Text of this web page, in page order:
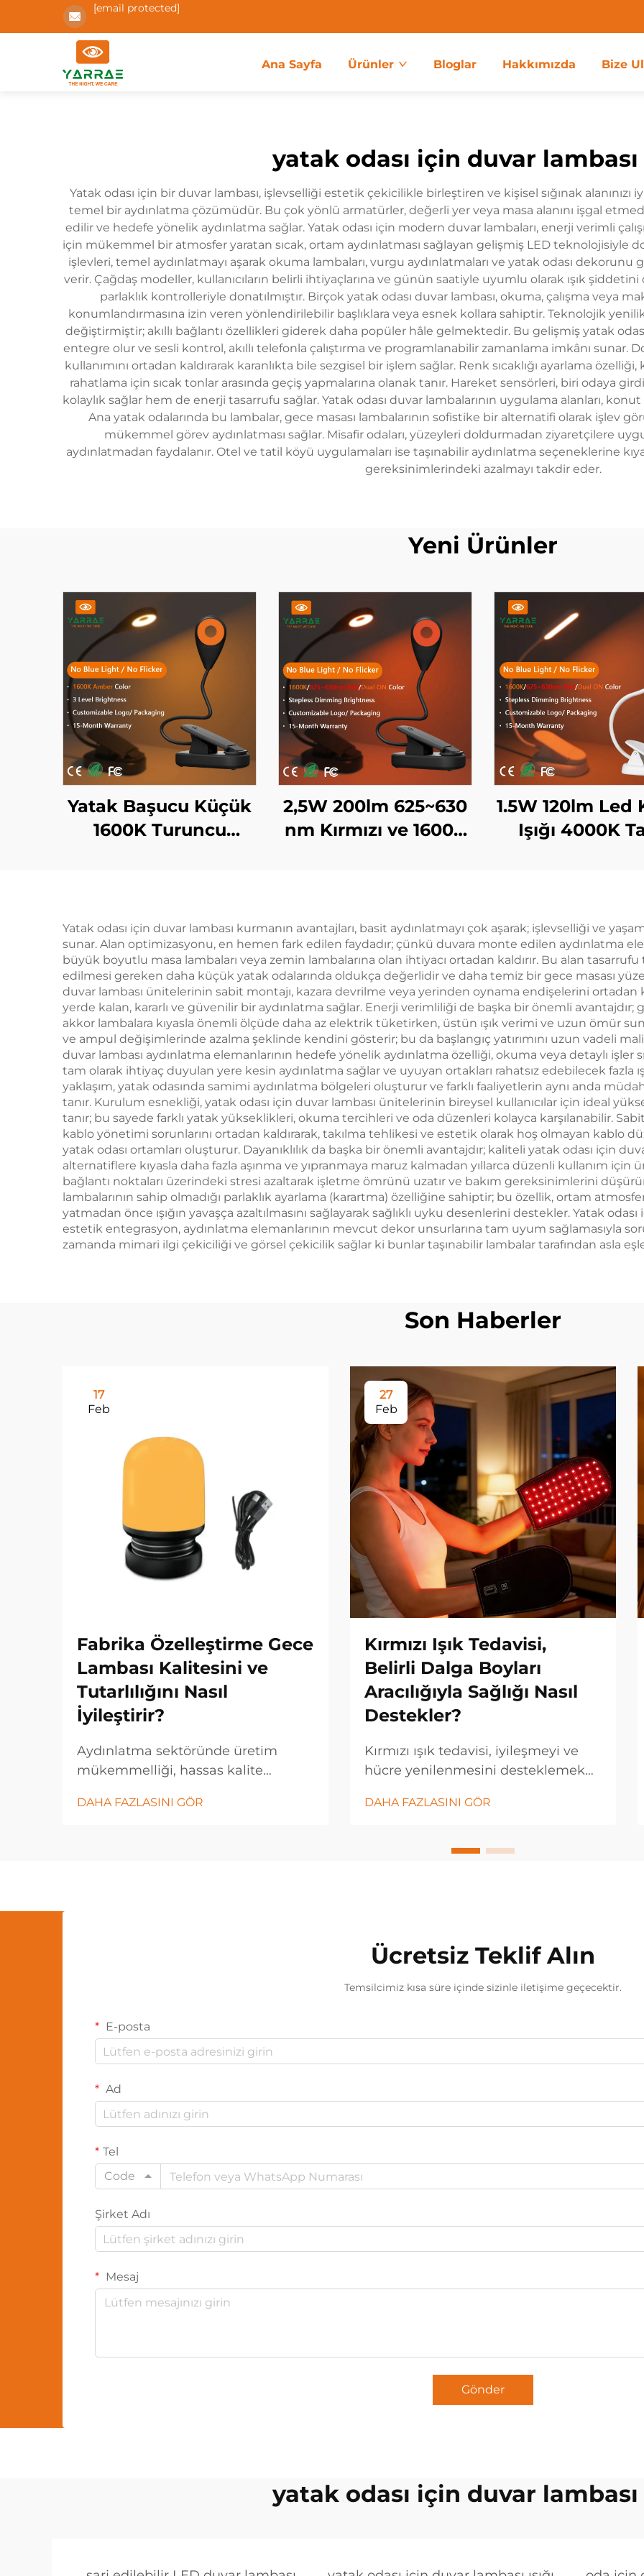
[email protected]
Ana Sayfa Ürünler Bloglar Hakkımızda Bize
yatak odası için duvar lambası
Yatak odası için bir duvar lambası, işlevselliği estetik çekicilikle birleştiren ve kişisel sığınak alanınızı
temel bir aydınlatma çözümüdür. Bu çok yönlü armatürler, değerli yer veya masa alanını işgal
edilir ve hedefe yönelik aydınlatma sağlar. Yatak odası için modern duvar lambaları, enerji verimli
için mükemmel bir atmosfer yaratan sıcak, ortam aydınlatması sağlayan gelişmiş LED teknolojisiyle
işlevleri, temel aydınlatmayı aşarak okuma lambaları, vurgu aydınlatmaları ve yatak odası
verir. Çağdaş modeller, kullanıcıların belirli ihtiyaçlarına ve günün saatiyle uyumlu olarak ışık
parlaklık kontrolleriyle donatılmıştır. Birçok yatak odası duvar lambası, okuma, çalışma veya
konumlandırmasına izin veren yönlendirilebilir başlıklara veya esnek kollara sahiptir. Teknolojik
değiştirmiştir; akıllı bağlantı özellikleri giderek daha popüler hâle gelmektedir. Bu gelişmiş yatak
entegre olur ve sesli kontrol, akıllı telefonla çalıştırma ve programlanabilir zamanlama imkânı
kullanımını ortadan kaldırarak karanlıkta bile sezgisel bir işlem sağlar. Renk sıcaklığı ayarlama özelliği,
rahatlama için sıcak tonlar arasında geçiş yapmalarına olanak tanır. Hareket sensörleri, biri odaya
kolaylık sağlar hem de enerji tasarrufu sağlar. Yatak odası duvar lambalarının uygulama alanları,
Ana yatak odalarında bu lambalar, gece masası lambalarının sofistike bir alternatifi olarak işlev
mükemmel görev aydınlatması sağlar. Misafir odaları, yüzeyleri doldurmadan ziyaretçilere
aydınlatmadan faydalanır. Otel ve tatil köyü uygulamaları ise taşınabilir aydınlatma seçeneklerine
gereksinimlerindeki azalmayı takdir eder.
Yeni Ürünler
Yatak Başucu Küçük
1600K Turuncu
2,5W 200lm 625~630
nm Kırmızı ve 1600K
1.5W 120lm Led
Işığı 4000K
Kitap Işığı
Yatak odası için duvar lambası kurmanın avantajları, basit aydınlatmayı çok aşarak; işlevselliği ve
sunar. Alan optimizasyonu, en hemen fark edilen faydadır; çünkü duvara monte edilen aydınlatma
büyük boyutlu masa lambaları veya zemin lambalarına olan ihtiyacı ortadan kaldırır. Bu alan
edilmesi gereken daha küçük yatak odalarında oldukça değerlidir ve daha temiz bir gece masası
duvar lambası ünitelerinin sabit montajı, kazara devrilme veya yerinden oynama endişelerini ortadan
yerde kalan, kararlı ve güvenilir bir aydınlatma sağlar. Enerji verimliliği de başka bir önemli
akkor lambalara kıyasla önemli ölçüde daha az elektrik tüketirken, üstün ışık verimi ve uzun ömür
ve ampul değişimlerinde azalma şeklinde kendini gösterir; bu da başlangıç yatırımını uzun vadeli mali
duvar lambası aydınlatma elemanlarının hedefe yönelik aydınlatma özelliği, okuma veya detaylı işler
tam olarak ihtiyaç duyulan yere kesin aydınlatma sağlar ve uyuyan ortakları rahatsız edebilecek fazla
yaklaşım, yatak odasında samimi aydınlatma bölgeleri oluşturur ve farklı faaliyetlerin aynı anda
tanır. Kurulum esnekliği, yatak odası için duvar lambası ünitelerinin bireysel kullanıcılar için ideal
tanır; bu sayede farklı yatak yükseklikleri, okuma tercihleri ve oda düzenleri kolayca karşılanabilir.
kablo yönetimi sorunlarını ortadan kaldırarak, takılma tehlikesi ve estetik olarak hoş olmayan kablo
yatak odası ortamları oluşturur. Dayanıklılık da başka bir önemli avantajdır; kaliteli yatak odası için
alternatiflere kıyasla daha fazla aşınma ve yıpranmaya maruz kalmadan yıllarca düzenli kullanım
bağlantı noktaları üzerindeki stresi azaltarak işletme ömrünü uzatır ve bakım gereksinimlerini
lambalarının sahip olmadığı parlaklık ayarlama (karartma) özelliğine sahiptir; bu özellik, ortam
yatmadan önce ışığın yavaşça azaltılmasını sağlayarak sağlıklı uyku desenlerini destekler. Yatak
estetik entegrasyon, aydınlatma elemanlarının mevcut dekor unsurlarına tam uyum sağlamasıyla
zamanda mimari ilgi çekiciliği ve görsel çekicilik sağlar ki bunlar taşınabilir lambalar tarafından asla
Son Haberler
17
Feb
Fabrika Özelleştirme Gece
Lambası Kalitesini ve
Tutarlılığını Nasıl
İyileştirir?
Aydınlatma sektöründe üretim
mükemmelliği, hassas kalite
çıktılarının tutarlı olmasını sağlayan
DAHA FAZLASINI GÖR
27
Feb
Kırmızı Işık Tedavisi,
Belirli Dalga Boyları
Aracılığıyla Sağlığı Nasıl
Destekler?
Kırmızı ışık tedavisi, iyileşmeyi ve
hücre yenilenmesini desteklemek
gücünden yararlanan devrim
olarak öne çıkmıştır. Bu yenilikçi
DAHA FAZLASINI GÖR
Ücretsiz Teklif Alın
Temsilcimiz kısa süre içinde sizinle iletişime geçecektir.
E-posta
Ad
Tel
Code
Şirket Adı
Mesaj
Gönder
yatak odası için duvar lambası